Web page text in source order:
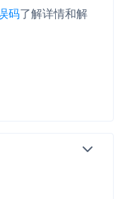
码了解详情和解